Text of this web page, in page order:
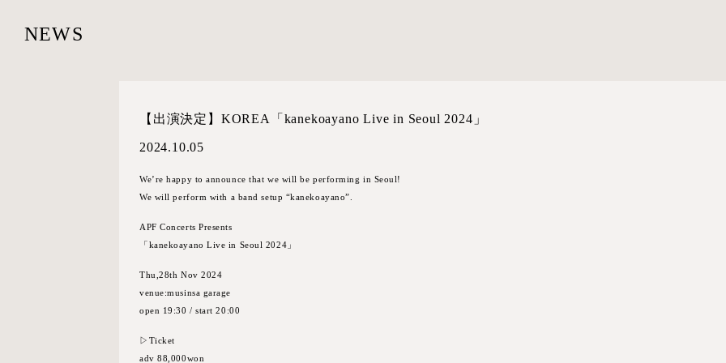
NEWS
【出演決定】KOREA「kanekoayano Live in Seoul 2024」
2024.10.05
We’re happy to announce that we will be performing in Seoul!
We will perform with a band setup “kanekoayano”.
APF Concerts Presents
「kanekoayano Live in Seoul 2024」
Thu,28th Nov 2024
venue:musinsa garage
open 19:30 / start 20:00
▷Ticket
adv 88,000won